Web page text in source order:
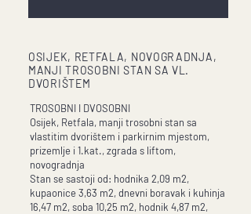
OSIJEK, RETFALA, NOVOGRADNJA,
MANJI TROSOBNI STAN SA VL.
DVORIŠTEM
TROSOBNI I DVOSOBNI
Osijek, Retfala, manji trosobni stan sa
vlastitim dvorištem i parkirnim mjestom,
prizemlje i 1.kat., zgrada s liftom,
novogradnja
Stan se sastoji od: hodnika 2,09 m2,
kupaonice 3,63 m2, dnevni boravak i kuhinja
16,47 m2, soba 10,25 m2, hodnik 4,87 m2,